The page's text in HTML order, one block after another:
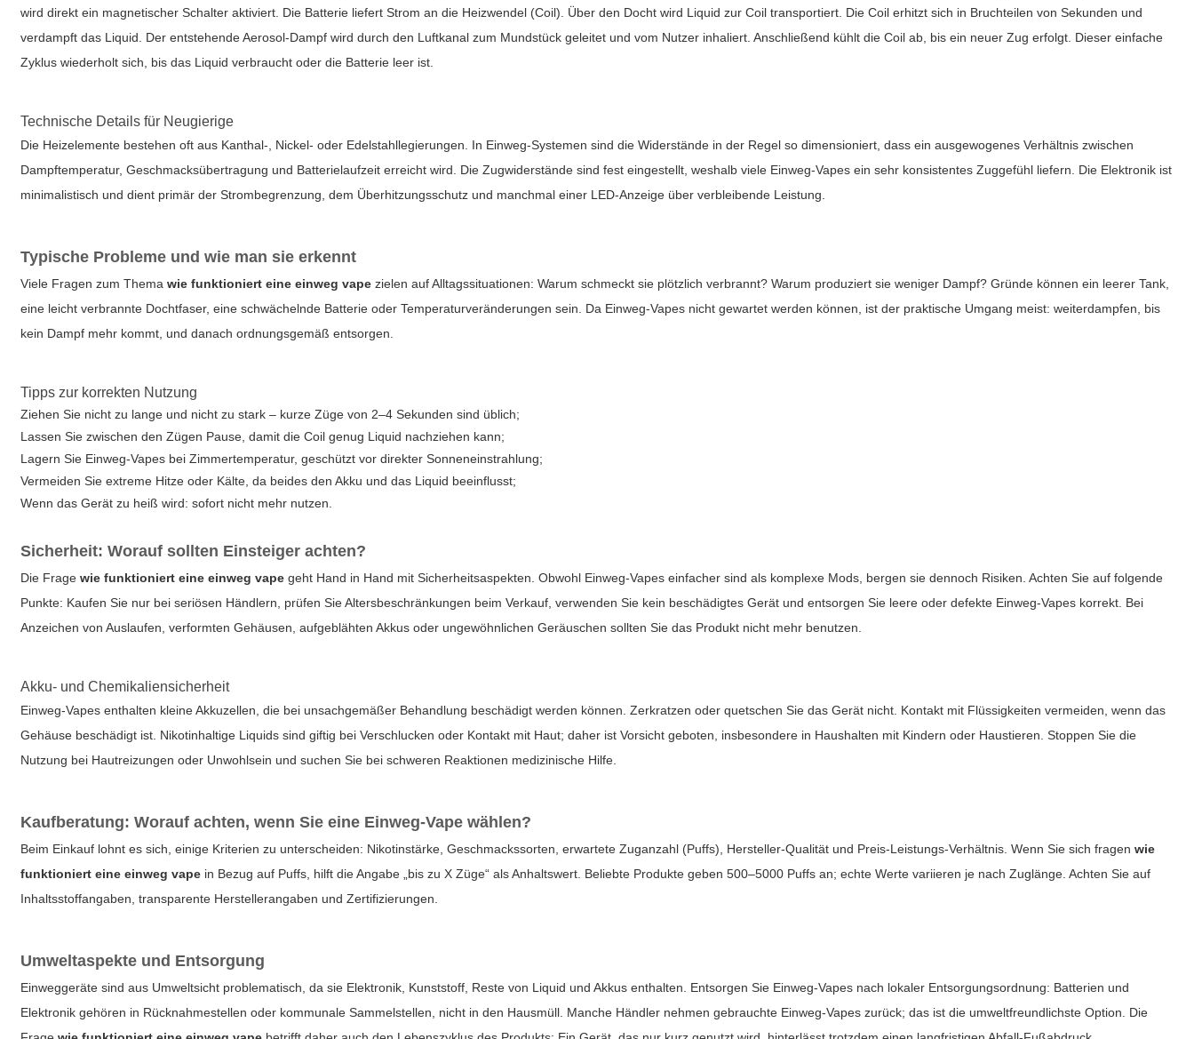
wird direkt ein magnetischer Schalter aktiviert. Die Batterie liefert Strom an die Heizwendel (Coil). Über den Docht wird Liquid zur Coil transportiert. Die Coil erhitzt sich in Bruchteilen von Sekunden und
verdampft das Liquid. Der entstehende Aerosol-Dampf wird durch den Luftkanal zum Mundstück geleitet und vom Nutzer inhaliert. Anschließend kühlt die Coil ab, bis ein neuer Zug erfolgt. Dieser einfache
Zyklus wiederholt sich, bis das Liquid verbraucht oder die Batterie leer ist.
Technische Details für Neugierige
Die Heizelemente bestehen oft aus Kanthal-, Nickel- oder Edelstahllegierungen. In Einweg-Systemen sind die Widerstände in der Regel so dimensioniert, dass ein ausgewogenes Verhältnis zwischen
Dampftemperatur, Geschmacksübertragung und Batterielaufzeit erreicht wird. Die Zugwiderstände sind fest eingestellt, weshalb viele Einweg-Vapes ein sehr konsistentes Zuggefühl liefern. Die Elektronik ist
minimalistisch und dient primär der Strombegrenzung, dem Überhitzungsschutz und manchmal einer LED-Anzeige über verbleibende Leistung.
Typische Probleme und wie man sie erkennt
Viele Fragen zum Themawie funktioniert eine einweg vape zielen auf Alltagssituationen: Warum schmeckt sie plötzlich verbrannt? Warum produziert sie weniger Dampf? Gründe können ein leerer Tank,
eine leicht verbrannte Dochtfaser, eine schwächelnde Batterie oder Temperaturveränderungen sein. Da Einweg-Vapes nicht gewartet werden können, ist der praktische Umgang meist: weiterdampfen, bis
kein Dampf mehr kommt, und danach ordnungsgemäß entsorgen.
Tipps zur korrekten Nutzung
Ziehen Sie nicht zu lange und nicht zu stark – kurze Züge von 2–4 Sekunden sind üblich;
Lassen Sie zwischen den Zügen Pause, damit die Coil genug Liquid nachziehen kann;
Lagern Sie Einweg-Vapes bei Zimmertemperatur, geschützt vor direkter Sonneneinstrahlung;
Vermeiden Sie extreme Hitze oder Kälte, da beides den Akku und das Liquid beeinflusst;
Wenn das Gerät zu heiß wird: sofort nicht mehr nutzen.
Sicherheit: Worauf sollten Einsteiger achten?
Die Fragewie funktioniert eine einweg vape geht Hand in Hand mit Sicherheitsaspekten. Obwohl Einweg-Vapes einfacher sind als komplexe Mods, bergen sie dennoch Risiken. Achten Sie auf folgende
Punkte: Kaufen Sie nur bei seriösen Händlern, prüfen Sie Altersbeschränkungen beim Verkauf, verwenden Sie kein beschädigtes Gerät und entsorgen Sie leere oder defekte Einweg-Vapes korrekt. Bei
Anzeichen von Auslaufen, verformten Gehäusen, aufgeblähten Akkus oder ungewöhnlichen Geräuschen sollten Sie das Produkt nicht mehr benutzen.
Akku- und Chemikaliensicherheit
Einweg-Vapes enthalten kleine Akkuzellen, die bei unsachgemäßer Behandlung beschädigt werden können. Zerkratzen oder quetschen Sie das Gerät nicht. Kontakt mit Flüssigkeiten vermeiden, wenn das
Gehäuse beschädigt ist. Nikotinhaltige Liquids sind giftig bei Verschlucken oder Kontakt mit Haut; daher ist Vorsicht geboten, insbesondere in Haushalten mit Kindern oder Haustieren. Stoppen Sie die
Nutzung bei Hautreizungen oder Unwohlsein und suchen Sie bei schweren Reaktionen medizinische Hilfe.
Kaufberatung: Worauf achten, wenn Sie eine Einweg-Vape wählen?
Beim Einkauf lohnt es sich, einige Kriterien zu unterscheiden: Nikotinstärke, Geschmackssorten, erwartete Zuganzahl (Puffs), Hersteller-Qualität und Preis-Leistungs-Verhältnis. Wenn Sie sich fragenwie
funktioniert eine einweg vape in Bezug auf Puffs, hilft die Angabe „bis zu X Züge“ als Anhaltswert. Beliebte Produkte geben 500–5000 Puffs an; echte Werte variieren je nach Zuglänge. Achten Sie auf
Inhaltsstoffangaben, transparente Herstellerangaben und Zertifizierungen.
Umweltaspekte und Entsorgung
Einweggeräte sind aus Umweltsicht problematisch, da sie Elektronik, Kunststoff, Reste von Liquid und Akkus enthalten. Entsorgen Sie Einweg-Vapes nach lokaler Entsorgungsordnung: Batterien und
Elektronik gehören in Rücknahmestellen oder kommunale Sammelstellen, nicht in den Hausmüll. Manche Händler nehmen gebrauchte Einweg-Vapes zurück; das ist die umweltfreundlichste Option. Die